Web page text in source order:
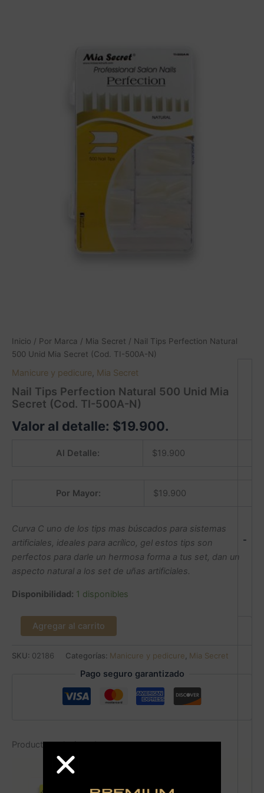
Inicio / Por Marca / Mia Secret / Nail Tips Perfection Natural
500 Unid Mia Secret (Cod. TI-500A-N)
Manicure y pedicure, Mia Secret
Nail Tips Perfection Natural 500 Unid Mia
Secret (Cod. TI-500A-N)
Valor al detalle: $19.900.
Al Detalle: $19.900
Por Mayor: $19.900
Curva C uno de los tips mas búscados para sistemas
artificiales, ideales para acrílico, gel estos tips son
perfectos para darle un hermosa forma a tus set, dan un
aspecto natural a los set de uñas artificiales.
Disponibilidad: 1 disponibles
-
Agregar al carrito
SKU: 02186 Categorías: Manicure y pedicure Mia Secret
Pago seguro garantizado
Productos relacionados